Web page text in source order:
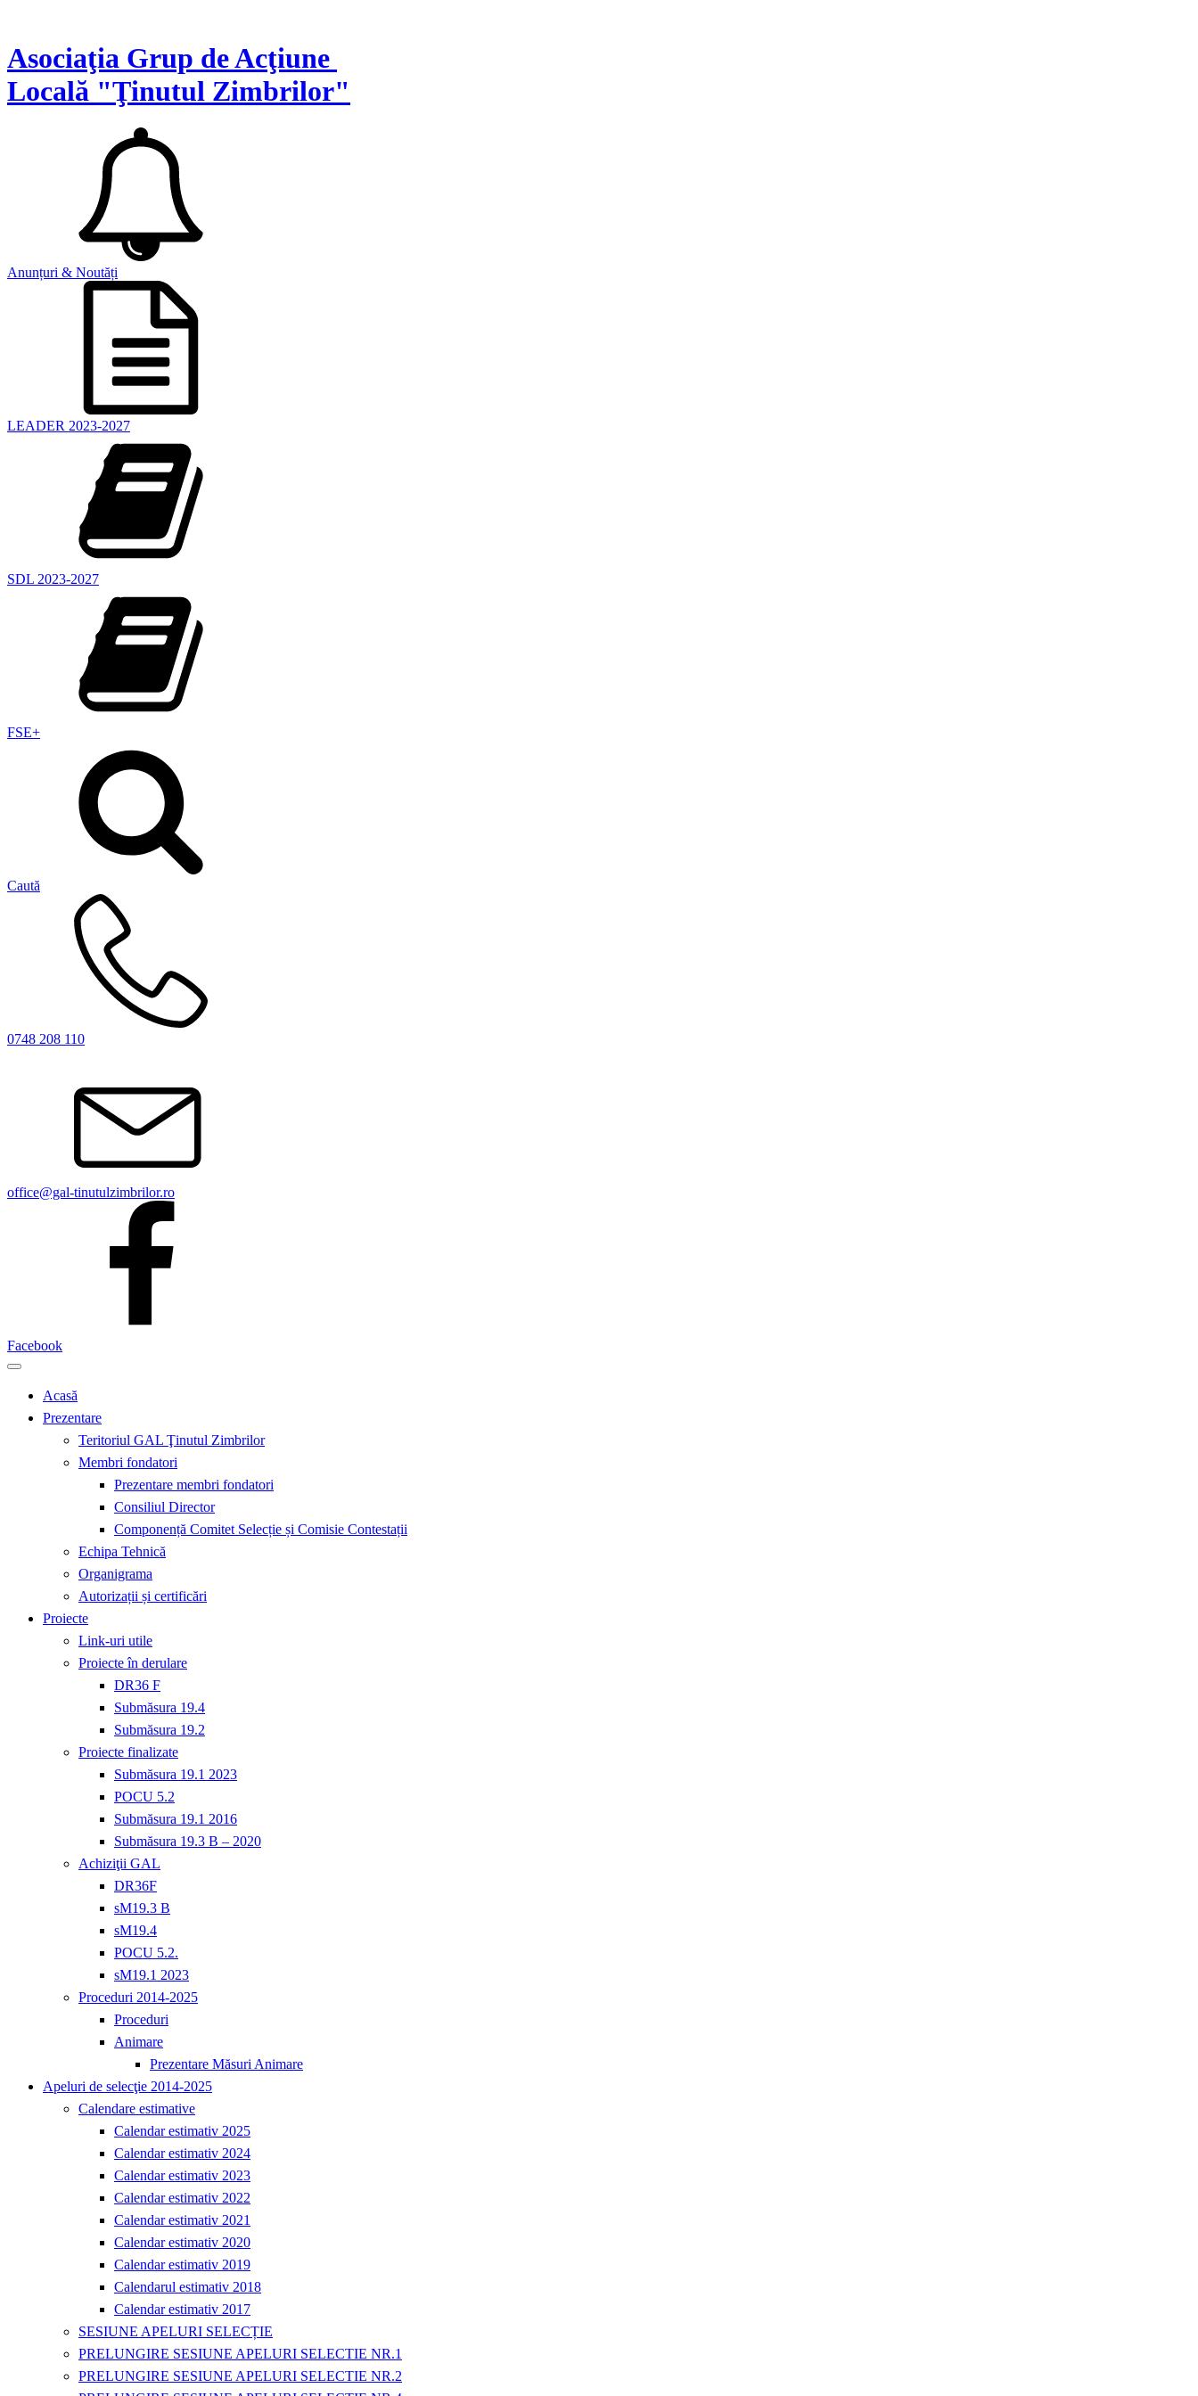
Asociaţia Grup de Acţiune
Locală "Ţinutul Zimbrilor"
Anunțuri & Noutăți
LEADER 2023-2027
SDL 2023-2027
FSE+
Caută
0748 208 110
office@gal-tinutulzimbrilor.ro
Facebook
Acasă
Prezentare
Teritoriul GAL Ţinutul Zimbrilor
Membri fondatori
Prezentare membri fondatori
Consiliul Director
Componență Comitet Selecție și Comisie Contestații
Echipa Tehnică
Organigrama
Autorizații și certificări
Proiecte
Link-uri utile
Proiecte în derulare
DR36 F
Submăsura 19.4
Submăsura 19.2
Proiecte finalizate
Submăsura 19.1 2023
POCU 5.2
Submăsura 19.1 2016
Submăsura 19.3 B – 2020
Achiziţii GAL
DR36F
sM19.3 B
sM19.4
POCU 5.2.
sM19.1 2023
Proceduri 2014-2025
Proceduri
Animare
Prezentare Măsuri Animare
Apeluri de selecţie 2014-2025
Calendare estimative
Calendar estimativ 2025
Calendar estimativ 2024
Calendar estimativ 2023
Calendar estimativ 2022
Calendar estimativ 2021
Calendar estimativ 2020
Calendar estimativ 2019
Calendarul estimativ 2018
Calendar estimativ 2017
SESIUNE APELURI SELECȚIE
PRELUNGIRE SESIUNE APELURI SELECTIE NR.1
PRELUNGIRE SESIUNE APELURI SELECTIE NR.2